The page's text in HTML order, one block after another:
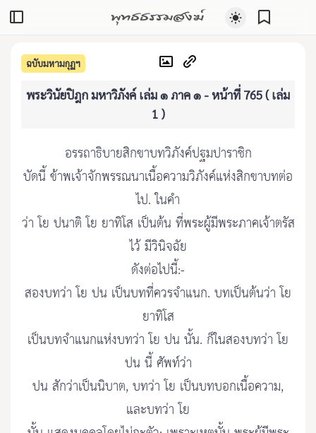
พุทธธรรมสงฆ์
ฉบับมหามกุฏฯ
พระวินัยปิฎก มหาวิภังค์ เล่ม ๑ ภาค ๑ - หน้าที่ 765 ( เล่ม
1 )
อรรถาธิบายสิกขาบทวิภังค์ปฐมปาราชิก
บัดนี้ ข้าพเจ้าจักพรรณนาเนื้อความวิภังค์แห่งสิกขาบทต่อ
ไป. ในคำ
ว่า โย ปนาติ โย ยาทิโส เป็นต้น ที่พระผู้มีพระภาคเจ้าตรัส
ไว้ มีวินิจฉัย
ดังต่อไปนี้:-
สองบทว่า โย ปน เป็นบทที่ควรจำแนก. บทเป็นต้นว่า โย
ยาทิโส
เป็นบทจำแนกแห่งบทว่า โย ปน นั้น. ก็ในสองบทว่า โย
ปน นี้ ศัพท์ว่า
ปน สักว่าเป็นนิบาต, บทว่า โย เป็นบทบอกเนื้อความ,
และบทว่า โย